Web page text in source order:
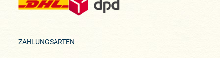
ZAHLUNGSARTEN